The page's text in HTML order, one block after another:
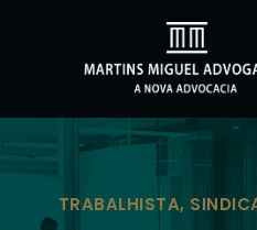
TRABALHISTA,